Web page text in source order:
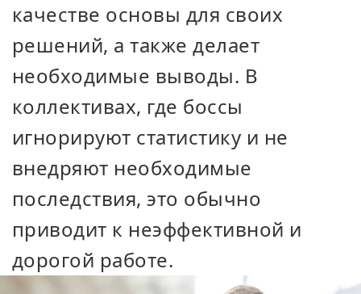
качестве основы для своих
решений, а также делает
необходимые выводы. В
коллективах, где боссы
игнорируют статистику и не
внедряют необходимые
последствия, это обычно
приводит к неэффективной и
дорогой работе.